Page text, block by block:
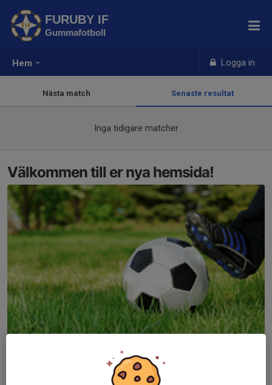
Hem Logga in
FURUBY IF
Gummafotboll
Nästa match Senaste resultat
Inga tidigare matcher
Välkommen till er nya hemsida!
Här hamnar automatiskt de senaste nyheterna på hemsidan. För